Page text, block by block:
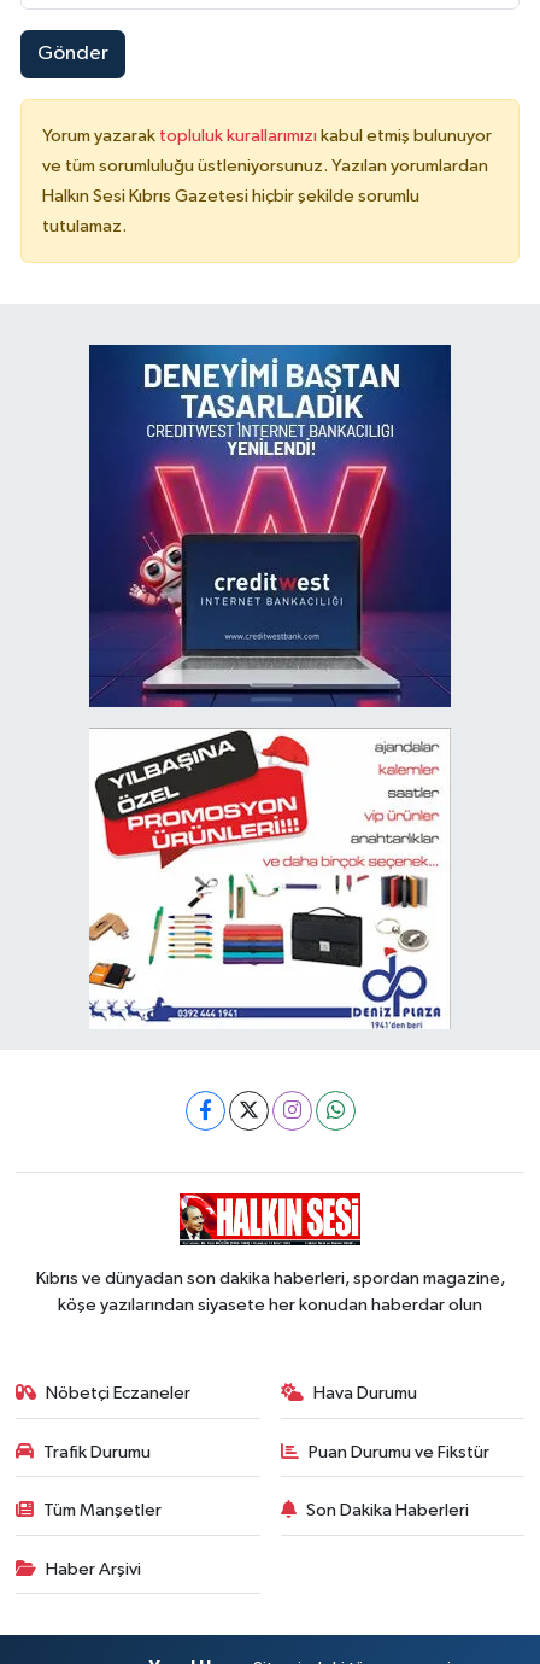
Gönder
Yorum yazarak topluluk kurallarımızı kabul etmiş bulunuyor
ve tüm sorumluluğu üstleniyorsunuz. Yazılan yorumlardan
Halkın Sesi Kıbrıs Gazetesi hiçbir şekilde sorumlu
tutulamaz.
Kıbrıs ve dünyadan son dakika haberleri, spordan magazine,
köşe yazılarından siyasete her konudan haberdar olun
Nöbetçi Eczaneler Hava Durumu
Trafik Durumu Puan Durumu ve Fikstür
Tüm Manşetler Son Dakika Haberleri
Haber Arşivi